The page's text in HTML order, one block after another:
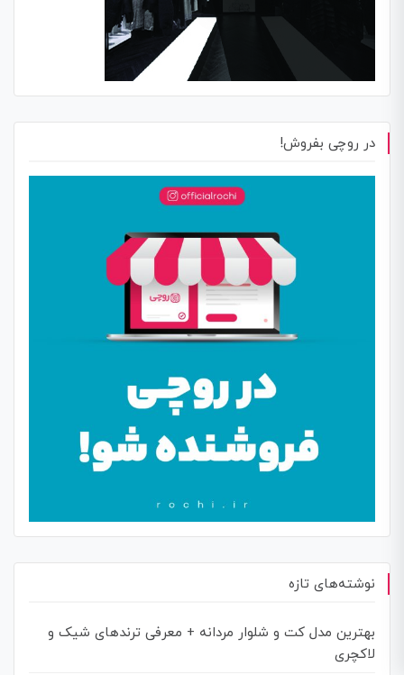
در روچی بفروش!
نوشته‌های تازه
بهترین مدل کت و شلوار مردانه + معرفی ترندهای شیک و
لاکچری